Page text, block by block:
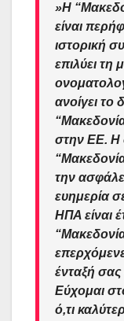
»Η
είναι
ιστορική
επιλύει τη
ανοίγει το
στην ΕΕ. Η
την
ευημερία
ΗΠΑ είναι
ένταξή
Εύχομαι
ό,τι